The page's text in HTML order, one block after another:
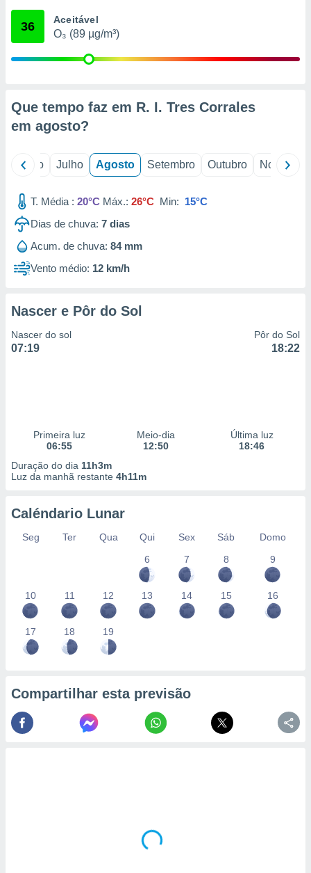
através
1199
36 Aceitável
O₃ (89 µg/m³)
Que tempo faz em R. I. Tres Corrales
em agosto?
Junho Julho Agosto Setembro Outubro Novembro
T. Média : 20°C Máx.: 26°C Min: 15°C
Dias de chuva: 7 dias
Acum. de chuva: 84 mm
Vento médio: 12 km/h
Nascer e Pôr do Sol
Nascer do sol
07:19
Pôr do Sol
18:22
Primeira luz
06:55
Meio-dia
12:50
Última luz
18:46
Duração do dia 11h3m
Luz da manhã restante 4h11m
Caléndario Lunar
Seg Ter Qua Qui Sex Sáb
Domo
6
7 8 9
10 11 12 13 14 15 16
17 18 19
Compartilhar esta previsão